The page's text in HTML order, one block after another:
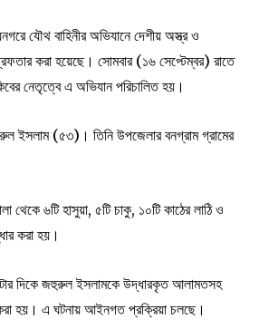
যৌথ বাহিনীর অভিযানে দেশীয় অস্ত্র ও
করা হয়েছে। সোমবার (১৬ সেপ্টেম্বর) রাতে
নেতৃত্বে এ অভিযান পরিচালিত হয়।
ইসলাম (৫৩)। তিনি উপজেলার বনগ্রাম গ্রামের
থেকে ৬টি হাসুয়া, ৫টি চাকু, ১০টি কাঠের লাঠি ও
করা হয়।
দিকে জহুরুল ইসলামকে উদ্ধারকৃত আলামতসহ
হয়। এ ঘটনায় আইনগত প্রক্রিয়া চলছে।